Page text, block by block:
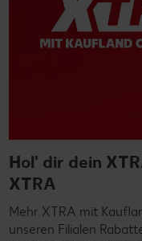
Hol' dir dein
XTRA
Mehr XTRA mit
unseren Filialen